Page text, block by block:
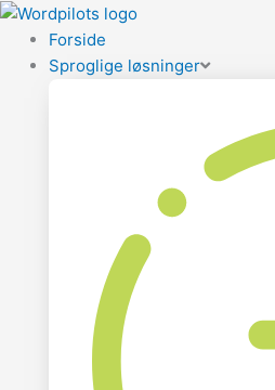
Forside
Sproglige løsninger